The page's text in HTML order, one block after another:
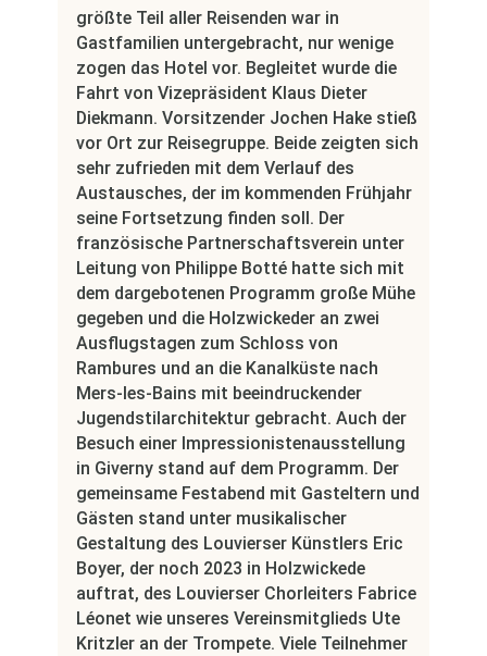
größte Teil aller Reisenden war in
Gastfamilien untergebracht, nur wenige
zogen das Hotel vor. Begleitet wurde die
Fahrt von Vizepräsident Klaus Dieter
Diekmann. Vorsitzender Jochen Hake stieß
vor Ort zur Reisegruppe. Beide zeigten sich
sehr zufrieden mit dem Verlauf des
Austausches, der im kommenden Frühjahr
seine Fortsetzung finden soll. Der
französische Partnerschaftsverein unter
Leitung von Philippe Botté hatte sich mit
dem dargebotenen Programm große Mühe
gegeben und die Holzwickeder an zwei
Ausflugstagen zum Schloss von
Rambures und an die Kanalküste nach
Mers-les-Bains mit beeindruckender
Jugendstilarchitektur gebracht. Auch der
Besuch einer Impressionistenausstellung
in Giverny stand auf dem Programm. Der
gemeinsame Festabend mit Gasteltern und
Gästen stand unter musikalischer
Gestaltung des Louvierser Künstlers Eric
Boyer, der noch 2023 in Holzwickede
auftrat, des Louvierser Chorleiters Fabrice
Léonet wie unseres Vereinsmitglieds Ute
Kritzler an der Trompete. Viele Teilnehmer